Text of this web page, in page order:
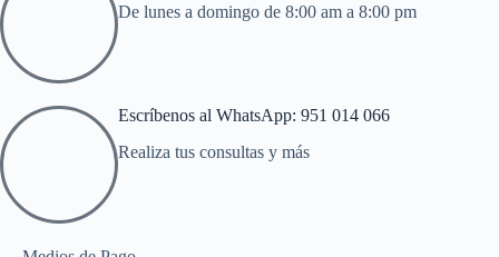
De lunes a domingo de 8:00 am a 8:00 pm
Escríbenos al WhatsApp: 951 014 066
Realiza tus consultas y más